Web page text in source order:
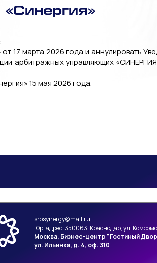
«Синергия»
17 марта 2026 года и аннулировать
арбитражных управляющих
15 мая 2026 года.
srosynergy@mail.ru
Юр. адрес: 350063, Краснодар, ул.
Москва, Бизнес-центр "Гостиный
ул. Ильинка, д. 4, оф. 310